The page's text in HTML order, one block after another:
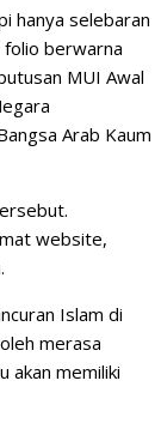
hanya selebaran
berwarna
MUI Awal
Arab Kaum
website,
Islam di
merasa
akan memiliki